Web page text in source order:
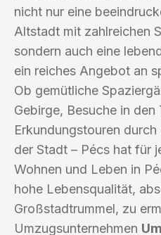
nicht nur eine
Altstadt mit zahlreichen
sondern auch eine
ein reiches Angebot an
Ob gemütliche
Gebirge, Besuche in
Erkundungstouren
der Stadt – Pécs hat für
Wohnen und Leben in
hohe Lebensqualität,
Großstadtrummel, zu
Umzugsunternehmen